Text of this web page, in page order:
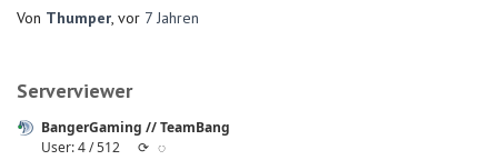
Von Thumper, vor 7 Jahren
Serverviewer
BangerGaming // TeamBang
User: 4 / 512
⟳ ◌